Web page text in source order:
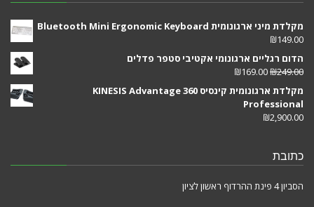
מקלדת מיני ארגונומית Bluetooth Mini Ergonomic Keyboard
₪149.00
הדום רגליים ארגונומי אקטיבי סטפר פדלים
₪249.00
₪169.00
מקלדת ארגונומית קינסיס KINESIS Advantage 360
Professional
₪2,900.00
כתובת
הסביון 4 פינת ההרדוף ראשון לציון